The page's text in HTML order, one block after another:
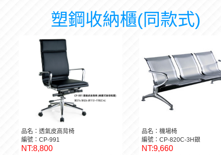
塑鋼收納櫃(同款式)
品名：透氣皮高背椅
編號：CP-991
NT:8,800
品名：機場椅
編號：CP-820C-3H銀
NT:9,660